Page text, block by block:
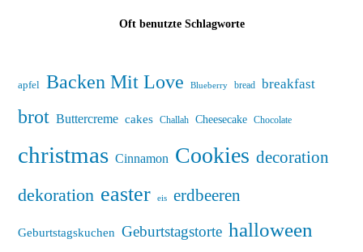
Oft benutzte Schlagworte
apfel Backen Mit Love Blueberry bread breakfast
brot Buttercreme cakes Challah Cheesecake Chocolate
christmas Cinnamon Cookies decoration
dekoration easter eis erdbeeren
Geburtstagskuchen Geburtstagstorte halloween